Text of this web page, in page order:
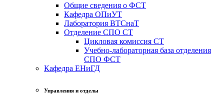
Общие сведения о ФСТ
Кафедра ОПиУТ
Лаборатория ВТСнаТ
Отделение СПО СТ
Цикловая комиссия СТ
Учебно-лабораторная база отделения
СПО ФСТ
Кафедра ЕНиГД
Управления и отделы